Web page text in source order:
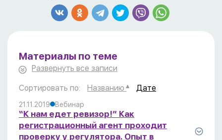
Материалы по теме
Развернуть все записи
Сортировать по: Названию Дате
21.11.2019 Вебинар
“К нам едет ревизор!” Как
регистрационный агент проходит
проверку у регулятора. Опыт в